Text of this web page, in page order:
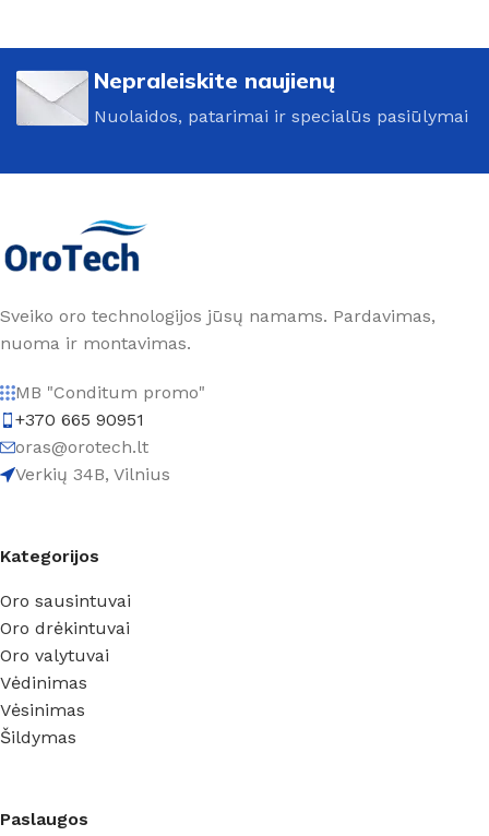
Nepraleiskite naujienų
Nuolaidos, patarimai ir specialūs pasiūlymai
Sveiko oro technologijos jūsų namams. Pardavimas,
nuoma ir montavimas.
MB "Conditum promo"
+370 665 90951
oras@orotech.lt
Verkių 34B, Vilnius
Kategorijos
Oro sausintuvai
Oro drėkintuvai
Oro valytuvai
Vėdinimas
Vėsinimas
Šildymas
Paslaugos